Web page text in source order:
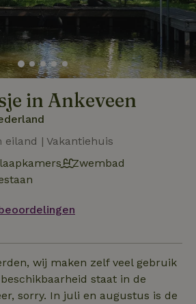
is eco-
meer
in Ankeveen
eiland | Vakantiehuis
Zwembad
wij maken zelf veel gebruik
staat in de
augustus is de